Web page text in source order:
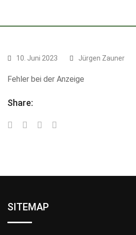
10. Juni 2023 Jürgen Zauner
Fehler bei der Anzeige
Share:
SITEMAP